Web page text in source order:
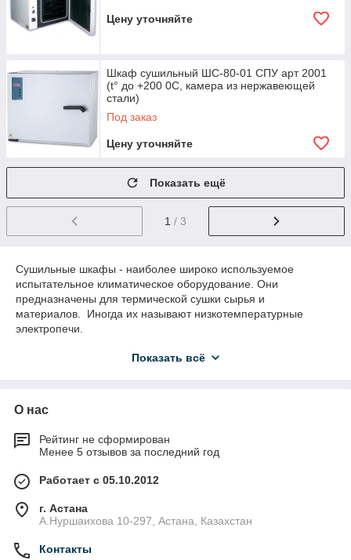
Цену уточняйте
Шкаф сушильный ШС-80-01 СПУ арт 2001
(t° до +200 0С, камера из нержавеющей
стали)
Под заказ
Цену уточняйте
Показать ещё
1 / 3
Сушильные шкафы - наиболее широко используемое
испытательное климатическое оборудование. Они
предназначены для термической сушки сырья и
материалов. Иногда их называют низкотемпературные
электропечи.
стабилизируемых температур 50 …350°С.
предназначены для термической сушки сырья и
материалов. Иногда их называют низкотемпературные
электропечи.
Показать всё
О нас
Рейтинг не сформирован
Менее 5 отзывов за последний год
Работает с 05.10.2012
г. Астана
А.Нуршаихова 10-297, Астана, Казахстан
Контакты